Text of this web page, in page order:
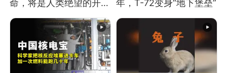
命，将是人类绝望的开
年，T-72变身“地下堡垒”